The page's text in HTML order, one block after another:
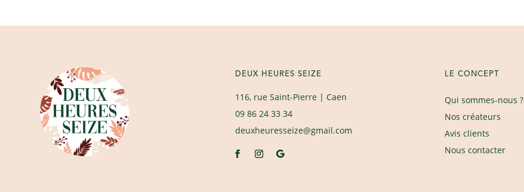
DEUX HEURES SEIZE
116, rue Saint-Pierre| Caen
09 86 24 33 34
deuxheuresseize@gmail.com
LE CONCEPT
Qui sommes-nous ?
Nos créateurs
Avis clients
Nous contacter